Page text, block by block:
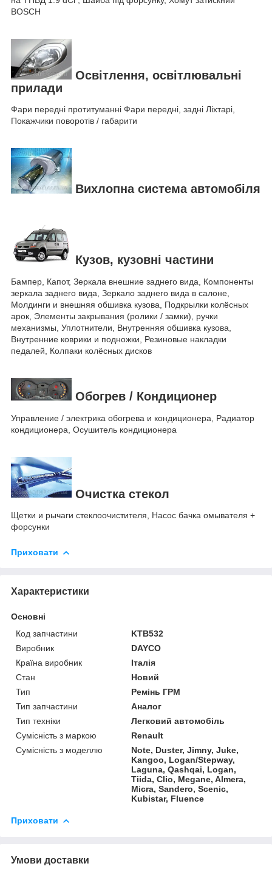
BOSCH
Освітлення, освітлювальні
прилади
Фари передні протитуманні Фари передні, задні Ліхтарі,
Покажчики поворотів / габарити
Вихлопна система автомобіля
Кузов, кузовні частини
Бампер, Капот, Зеркала внешние заднего вида, Компоненты
зеркала заднего вида, Зеркало заднего вида в салоне,
Молдинги и внешняя обшивка кузова, Подкрылки колёсных
арок, Элементы закрывания (ролики / замки), ручки
механизмы, Уплотнители, Внутренняя обшивка кузова,
Внутренние коврики и подножки, Резиновые накладки
педалей, Колпаки колёсных дисков
Обогрев / Кондиционер
Управление / электрика обогрева и кондиционера, Радиатор
кондиционера, Осушитель кондиционера
Очистка стекол
Щетки и рычаги стеклоочистителя, Насос бачка омывателя +
форсунки
Приховати
Характеристики
Основні
Код запчастини
KTB532
Виробник
DAYCO
Країна виробник
Італія
Стан
Новий
Тип
Ремінь ГРМ
Тип запчастини
Аналог
Тип техніки
Легковий автомобіль
Сумісність з маркою
Renault
Сумісність з моделлю
Note, Duster, Jimny, Juke,
Kangoo, Logan/Stepway,
Laguna, Qashqai, Logan,
Tiida, Clio, Megane, Almera,
Micra, Sandero, Scenic,
Kubistar, Fluence
Приховати
Умови доставки